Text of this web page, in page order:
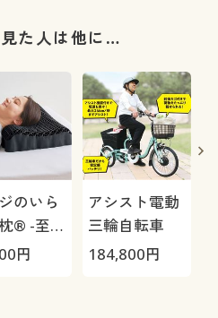
た人は他に…
のいら
® -至
円
アシスト電動
三輪自転車
184,800円